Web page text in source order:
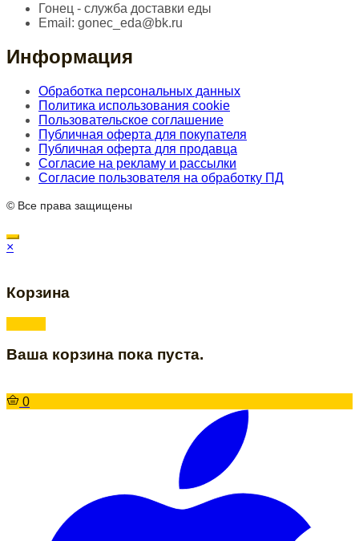
Гонец - служба доставки еды
Email: gonec_eda@bk.ru
Информация
Обработка персональных данных
Политика использования cookie
Пользовательское соглашение
Публичная оферта для покупателя
Публичная оферта для продавца
Согласие на рекламу и рассылки
Согласие пользователя на обработку ПД
© Все права защищены
×
Корзина
Ваша корзина пока пуста.
0